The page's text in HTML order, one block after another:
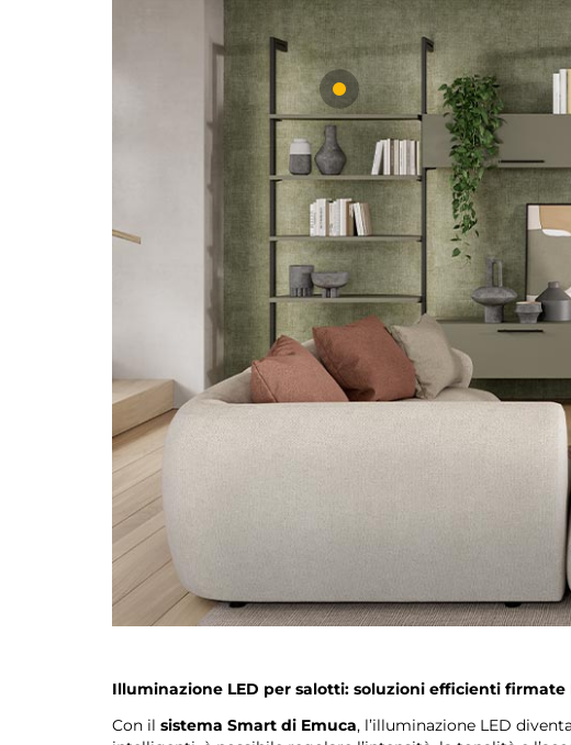
Illuminazione LED per salotti: soluzioni efficienti firmate
Con il sistema Smart di Emuca, l’illuminazione LED